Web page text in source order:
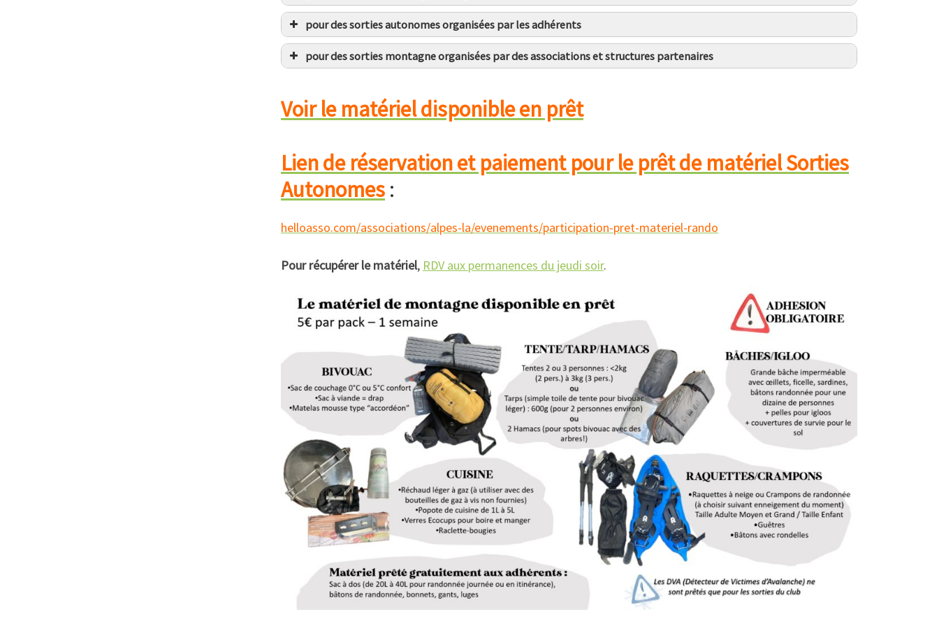
Pour les sorties organisées par le club
le jeudi soir lors de la permanence du club pour les sorties en accès transport en commun
Le matériel est à rendre juste après la sortie au local
5€/pers pour le WE pour
pour des sorties autonomes organisées par les adhérents
Lien de réservation et paiement pour le prêt de matériel Sorties Autonomes
pret-
materiel.alpes-la.org
pour des sorties montagne organisées par des associations et structures partenaires
materiel.alpes-la.org
Voir le matériel disponible en prêt
Lien de réservation et paiement pour le prêt de matériel Sorties
Autonomes :
helloasso.com/associations/alpes-la/evenements/participation-pret-materiel-rando
Pour récupérer le matériel, RDV aux permanences du jeudi soir.